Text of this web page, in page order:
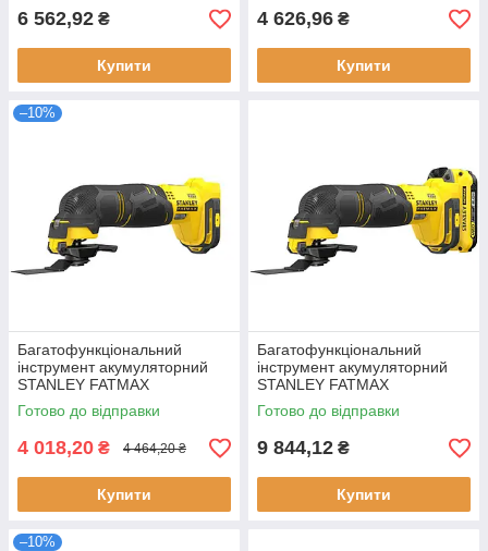
6 562,92 ₴
Купити
4 626,96 ₴
Купити
–10%
Багатофункціональний
інструмент акумуляторний
STANLEY FATMAX
SFMCE500B вага 1.4 кг
напруга акумулятора 18 В
Готово до відправки
4 018,20 ₴ 4 464,20 ₴
Купити
Багатофункціональний
інструмент акумуляторний
STANLEY FATMAX
SFMCE500D2K 18 В вага
1.40 кг Li-Ion V20 2
Готово до відправки
9 844,12 ₴
Купити
–10%